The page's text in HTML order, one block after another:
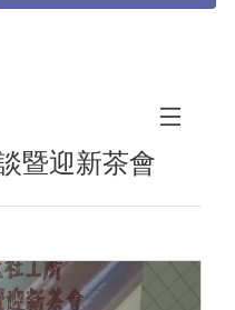
暨迎新茶會